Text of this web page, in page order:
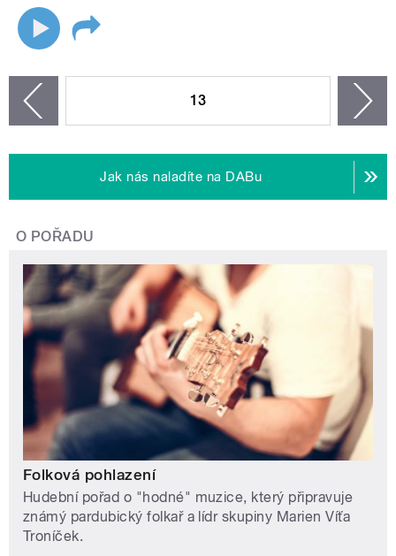
13
Jak nás naladíte na DABu
O POŘADU
Folková pohlazení
Hudební pořad o "hodné" muzice, který připravuje
známý pardubický folkař a lídr skupiny Marien Víťa
Troníček.